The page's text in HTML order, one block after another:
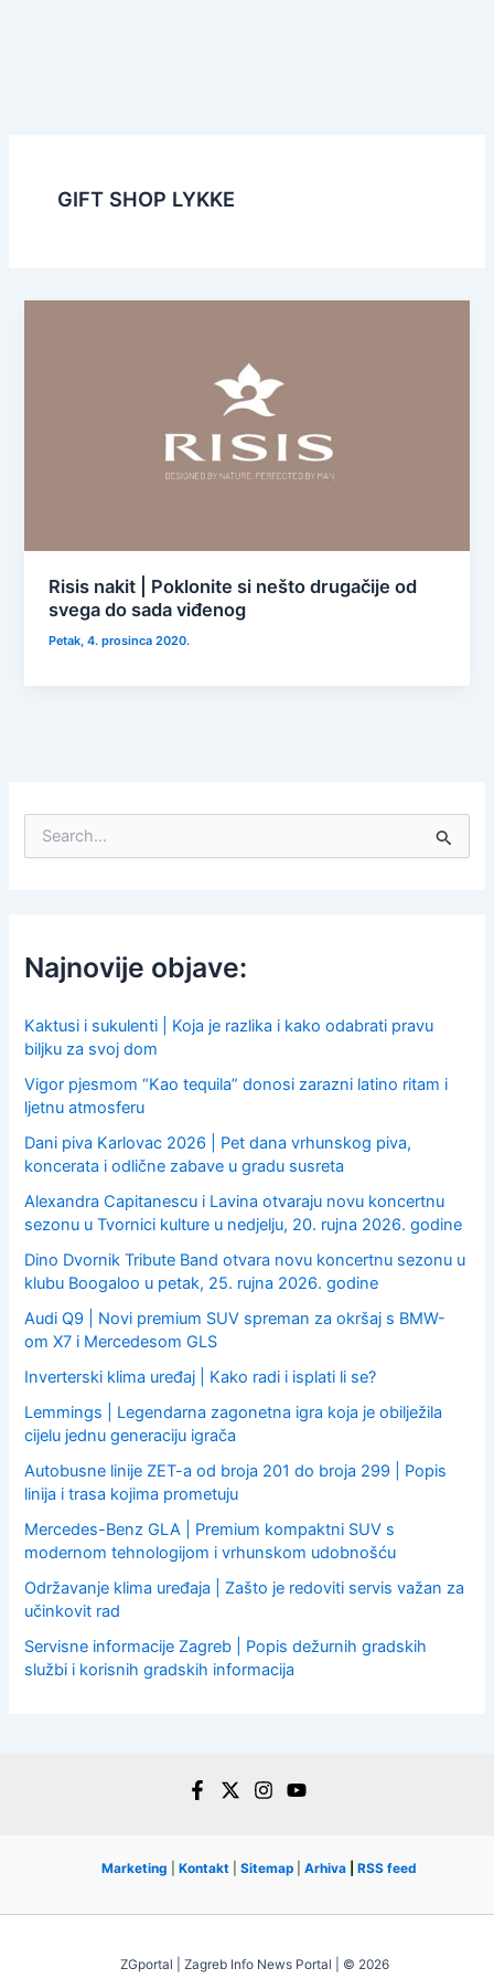
GIFT SHOP LYKKE
Risis nakit | Poklonite si nešto drugačije od
svega do sada viđenog
Petak, 4. prosinca 2020.
f
o
:
Najnovije objave:
Kaktusi i sukulenti | Koja je razlika i kako odabrati pravu
biljku za svoj dom
Vigor pjesmom “Kao tequila” donosi zarazni latino ritam i
ljetnu atmosferu
Dani piva Karlovac 2026 | Pet dana vrhunskog piva,
koncerata i odlične zabave u gradu susreta
Alexandra Capitanescu i Lavina otvaraju novu koncertnu
sezonu u Tvornici kulture u nedjelju, 20. rujna 2026. godine
Dino Dvornik Tribute Band otvara novu koncertnu sezonu u
klubu Boogaloo u petak, 25. rujna 2026. godine
Audi Q9 | Novi premium SUV spreman za okršaj s BMW-
om X7 i Mercedesom GLS
Inverterski klima uređaj | Kako radi i isplati li se?
Lemmings | Legendarna zagonetna igra koja je obilježila
cijelu jednu generaciju igrača
Autobusne linije ZET-a od broja 201 do broja 299 | Popis
linija i trasa kojima prometuju
Mercedes-Benz GLA | Premium kompaktni SUV s
modernom tehnologijom i vrhunskom udobnošću
Održavanje klima uređaja | Zašto je redoviti servis važan za
učinkovit rad
Servisne informacije Zagreb | Popis dežurnih gradskih
službi i korisnih gradskih informacija
Marketing Kontakt Sitemap Arhiva RSS feed
ZGportal | Zagreb Info News Portal | © 2026